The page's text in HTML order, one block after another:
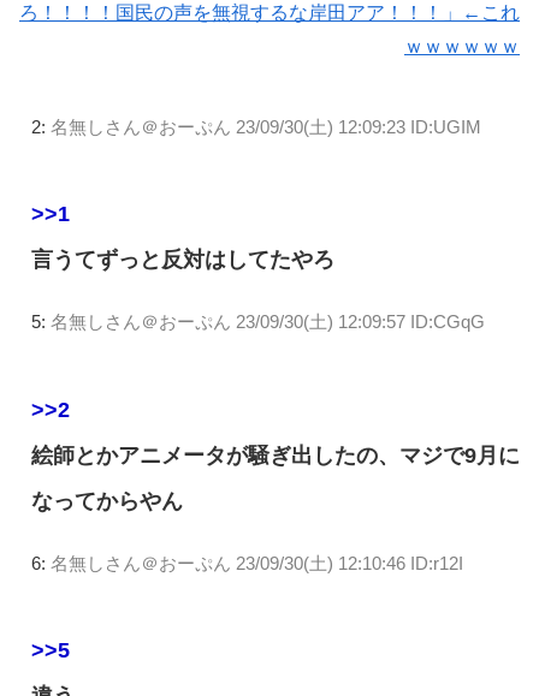
ろ！！！！国民の声を無視するな岸田アア！！！」←これ
ｗｗｗｗｗｗ
2: 名無しさん＠おーぷん 23/09/30(土) 12:09:23 ID:UGIM
>>1
言うてずっと反対はしてたやろ
5: 名無しさん＠おーぷん 23/09/30(土) 12:09:57 ID:CGqG
>>2
絵師とかアニメータが騒ぎ出したの、マジで9月に
なってからやん
6: 名無しさん＠おーぷん 23/09/30(土) 12:10:46 ID:r12I
>>5